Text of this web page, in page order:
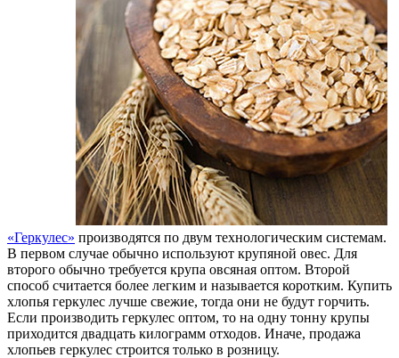
«Геркулес» производятся по двум технологическим системам.
В первом случае обычно используют крупяной овес. Для
второго обычно требуется крупа овсяная оптом. Второй
способ считается более легким и называется коротким. Купить
хлопья геркулес лучше свежие, тогда они не будут горчить.
Если производить геркулес оптом, то на одну тонну крупы
приходится двадцать килограмм отходов. Иначе, продажа
хлопьев геркулес строится только в розницу.